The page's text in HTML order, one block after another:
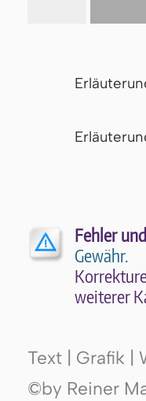
Fehler
Gewähr.
wei­te­rer
Text | Grafik |
©by Reiner